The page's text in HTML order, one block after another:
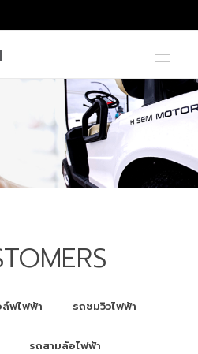
ฟไฟฟ้า รถชมวิวไฟฟ้า
รถสามล้อไฟฟ้า